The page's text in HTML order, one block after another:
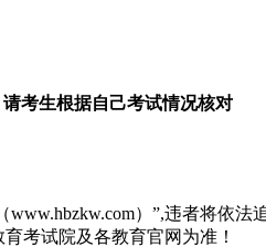
考生根据自己考试情况核对
）”,违者将依法
考试院及各教育官网为准！